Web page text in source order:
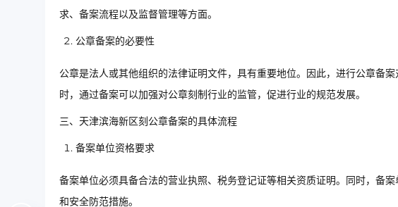
求、备案流程以及监督管理等方面。
公章备案的必要性
公章是法人或其他组织的法律证明文件，具有重要地位。因此，进行公章备
时，通过备案可以加强对公章刻制行业的监管，促进行业的规范发展。
三、天津滨海新区刻公章备案的具体流程
备案单位资格要求
备案单位必须具备合法的营业执照、税务登记证等相关资质证明。同时，备
和安全防范措施。